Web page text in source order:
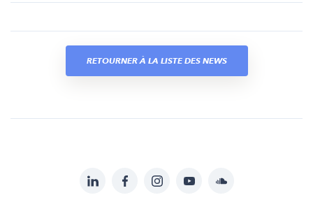
RETOURNER À LA LISTE DES NEWS
LinkedInFacebookInstagramYouTubeSoundcloud